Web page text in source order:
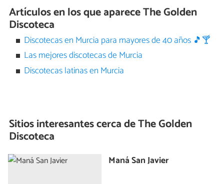
Artículos en los que aparece The Golden
Discoteca
Discotecas en Murcia para mayores de 40 años 🎵🍸
Las mejores discotecas de Murcia
Discotecas latinas en Murcia
Sitios interesantes cerca deThe Golden
Discoteca
Maná San Javier